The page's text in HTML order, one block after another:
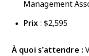
Management
Prix : $2,595
À quoi s’attendre :